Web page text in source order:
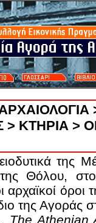
> ΚΤΗΡΙΑ >
της
της Θόλου,
αρχαϊκοί όροι
της Αγοράς
The Athenian